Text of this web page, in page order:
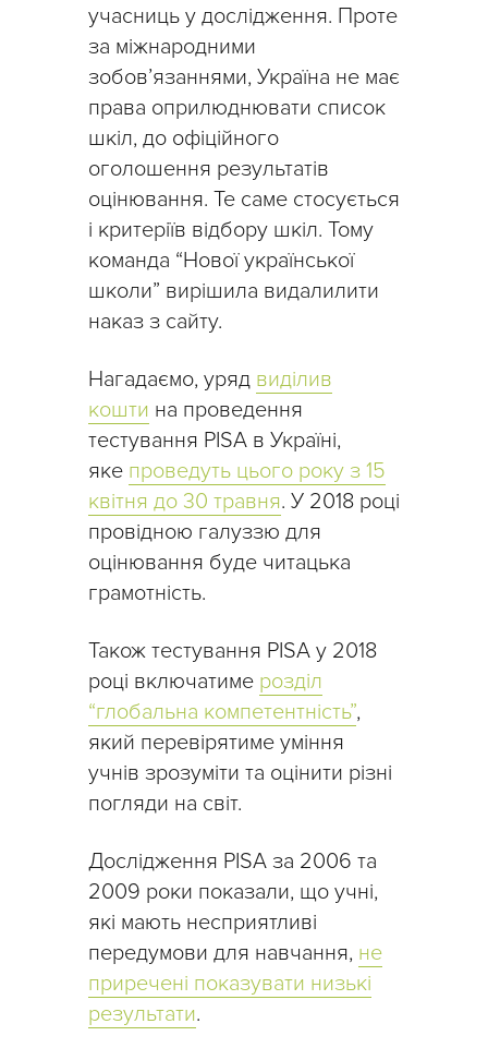
учасниць у дослідження. Проте
за міжнародними
зобов’язаннями, Україна не має
права оприлюднювати список
шкіл, до офіційного
оголошення результатів
оцінювання. Те саме стосується
і критеріїв відбору шкіл. Тому
команда “Нової української
школи” вирішила видалилити
наказ з сайту.
Нагадаємо, уряд виділив
кошти на проведення
тестування PISA в Україні,
яке проведуть цього року з 15
квітня до 30 травня. У 2018 році
провідною галуззю для
оцінювання буде читацька
грамотність.
Також тестування PISA у 2018
році включатиме розділ
“глобальна компетентність”,
який перевірятиме уміння
учнів зрозуміти та оцінити різні
погляди на світ.
Дослідження PISA за 2006 та
2009 роки показали, що учні,
які мають несприятливі
передумови для навчання, не
приречені показувати низькі
результати.